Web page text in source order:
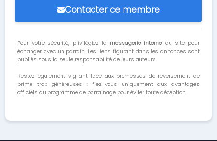
Contacter ce membre
Pour votre sécurité, privilégiez la messagerie internedu site pour
échanger avec un parrain. Les liens figurant dans les annonces sont
publiés sous la seule responsabilité de leurs auteurs.
Restez également vigilant face aux promesses de reversement de
prime trop généreuses : fiez-vous uniquement aux avantages
officiels du programme de parrainage pour éviter toute déception.